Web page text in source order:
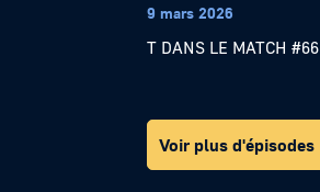
9 mars 2026
T DANS LE MATCH #66
Voir plus d'épisodes